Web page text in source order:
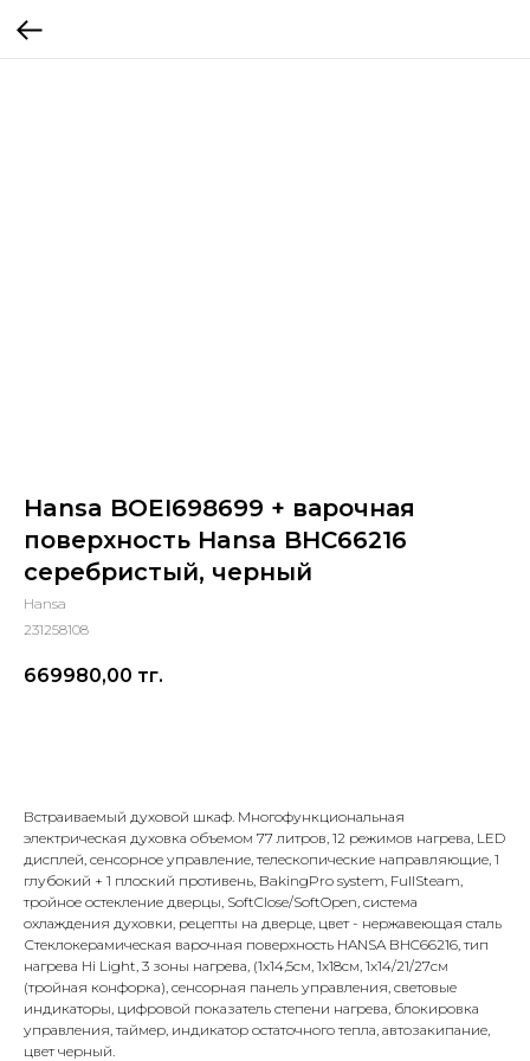
Hansa BOEI698699 + варочная
поверхность Hansa BHC66216
серебристый, черный
Hansa
231258108
669980,00 тг.
Встраиваемый духовой шкаф. Многофункциональная
электрическая духовка объемом 77 литров, 12 режимов нагрева, LED
дисплей, сенсорное управление, телескопические направляющие, 1
глубокий + 1 плоский противень, BakingPro system, FullSteam,
тройное остекление дверцы, SoftClose/SoftOpen, система
охлаждения духовки, рецепты на дверце, цвет - нержавеющая сталь
Стеклокерамическая варочная поверхность HANSA BHC66216, тип
нагрева Hi Light, 3 зоны нагрева, (1x14,5см, 1x18cм, 1x14/21/27см
(тройная конфорка), сенсорная панель управления, световые
индикаторы, цифровой показатель степени нагрева, блокировка
управления, таймер, индикатор остаточного тепла, автозакипание,
цвет черный.